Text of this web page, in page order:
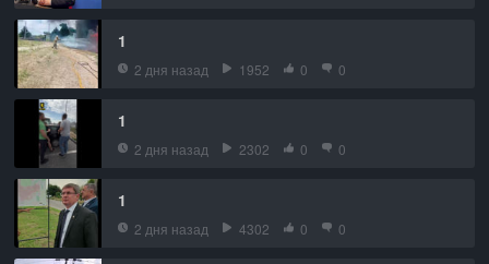
1
2 дня назад 1952 0 0
1
2 дня назад 2302 0 0
1
2 дня назад 4302 0 0